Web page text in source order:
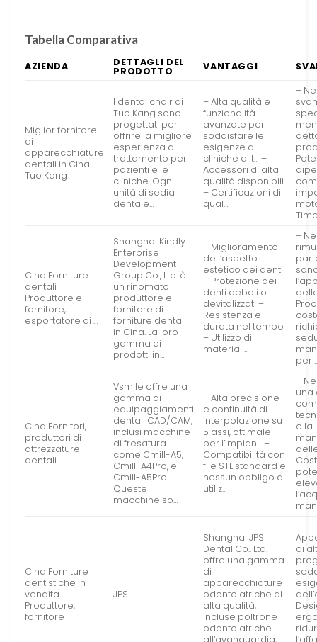
Tabella Comparativa
AZIENDA DETTAGLI DEL
PRODOTTO VANTAGGI
Miglior fornitore
di
apparecchiature
dentali in Cina –
Tuo Kang
I dental chair di
Tuo Kang sono
progettati per
offrire la migliore
esperienza di
trattamento per i
pazienti e le
cliniche. Ogni
unità di sedia
dentale…
– Alta qualità e
funzionalità
avanzate per
soddisfare le
esigenze di
cliniche di t… –
Accessori di alta
qualità disponibili
– Certificazioni di
qual…
–
Cina Forniture
dentali
Produttore e
fornitore,
esportatore di …
Shanghai Kindly
Enterprise
Development
Group Co., Ltd. è
un rinomato
produttore e
fornitore di
forniture dentali
in Cina. La loro
gamma di
prodotti in…
– Miglioramento
dell’aspetto
estetico dei denti
– Protezione dei
denti deboli o
devitalizzati –
Resistenza e
durata nel tempo
– Utilizzo di
materiali…
–
Cina Fornitori,
produttori di
attrezzature
dentali
Vsmile offre una
gamma di
equipaggiamenti
dentali CAD/CAM,
inclusi macchine
di fresatura
come Cmill-A5,
Cmill-A4Pro, e
Cmill-A5Pro.
Queste
macchine so…
– Alta precisione
e continuità di
interpolazione su
5 assi, ottimale
per l’impian… –
Compatibilità con
file STL standard e
nessun obbligo di
utiliz…
–
una
e la
Cina Forniture
dentistiche in
vendita
Produttore,
fornitore
JPS
Shanghai JPS
Dental Co., Ltd.
offre una gamma
di
apparecchiature
odontoiatriche di
alta qualità,
incluse poltrone
odontoiatriche
all’avanguardia,
–
di